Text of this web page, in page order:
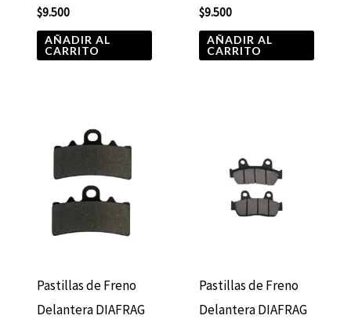
$9.500
AÑADIR AL
CARRITO
$9.500
AÑADIR AL
CARRITO
Pastillas de Freno
Delantera DIAFRAG
Pastillas de Freno
Delantera DIAFRAG